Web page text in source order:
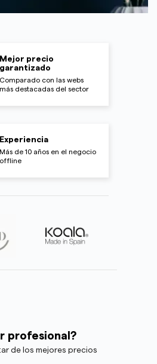
Mejor precio
garantizado
Comparado con las webs
más destacadas del sector
Experiencia
Más de 10 años en el negocio
offline
profesional?
de los mejores precios